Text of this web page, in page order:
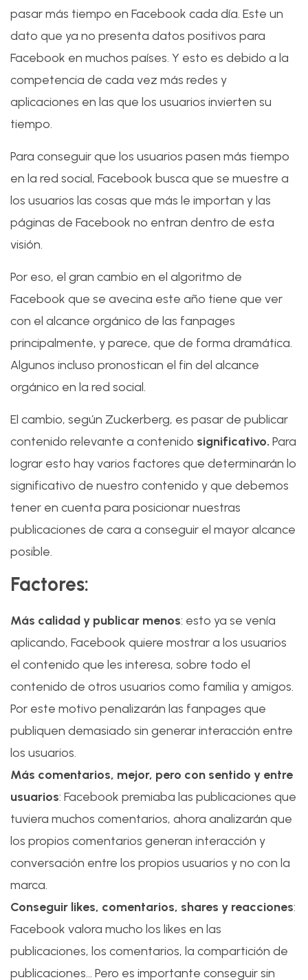
pasar más tiempo en Facebook cada día. Este un
dato que ya no presenta datos positivos para
Facebook en muchos países. Y esto es debido a la
competencia de cada vez más redes y
aplicaciones en las que los usuarios invierten su
tiempo.
Para conseguir que los usuarios pasen más tiempo
en la red social, Facebook busca que se muestre a
los usuarios las cosas que más le importan y las
páginas de Facebook no entran dentro de esta
visión.
Por eso, el gran cambio en el algoritmo de
Facebook que se avecina este año tiene que ver
con el alcance orgánico de las fanpages
principalmente, y parece, que de forma dramática.
Algunos incluso pronostican el fin del alcance
orgánico en la red social.
El cambio, según Zuckerberg, es pasar de publicar
contenido relevante a contenido significativo. Para
lograr esto hay varios factores que determinarán lo
significativo de nuestro contenido y que debemos
tener en cuenta para posicionar nuestras
publicaciones de cara a conseguir el mayor alcance
posible.
Factores:
Más calidad y publicar menos: esto ya se venía
aplicando, Facebook quiere mostrar a los usuarios
el contenido que les interesa, sobre todo el
contenido de otros usuarios como familia y amigos.
Por este motivo penalizarán las fanpages que
publiquen demasiado sin generar interacción entre
los usuarios.
Más comentarios, mejor, pero con sentido y entre
usuarios: Facebook premiaba las publicaciones que
tuviera muchos comentarios, ahora analizarán que
los propios comentarios generan interacción y
conversación entre los propios usuarios y no con la
marca.
Conseguir likes, comentarios, shares y reacciones:
Facebook valora mucho los likes en las
publicaciones, los comentarios, la compartición de
publicaciones… Pero es importante conseguir sin